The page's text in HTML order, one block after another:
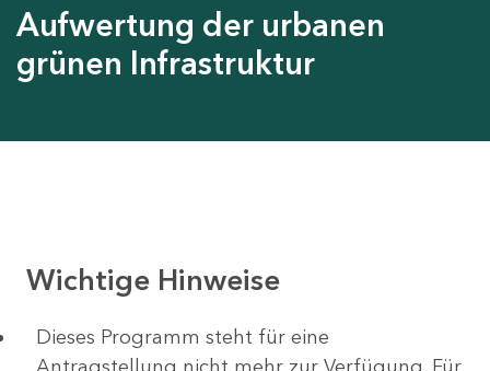
Aufwertung der urbanen
grünen Infrastruktur
Wichtige Hinweise
Dieses Programm steht für eine
Antragstellung nicht mehr zur Verfügung. Für